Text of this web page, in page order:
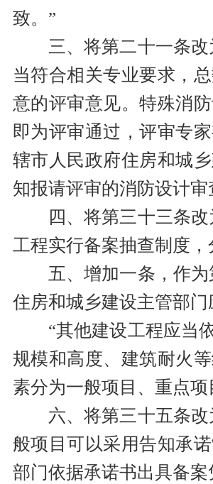
致。”
三、将第二十一条
当符合相关专业要求，
意的评审意见。特殊消
即为评审通过，评审专
辖市人民政府住房和城
知报请评审的消防设计
四、将第三十三条
工程实行备案抽查制度，
五、增加一条，作
住房和城乡建设主管部
“其他建设工程应当
规模和高度、建筑耐火
素分为一般项目、重点项
六、将第三十五条
般项目可以采用告知承
部门依据承诺书出具备案